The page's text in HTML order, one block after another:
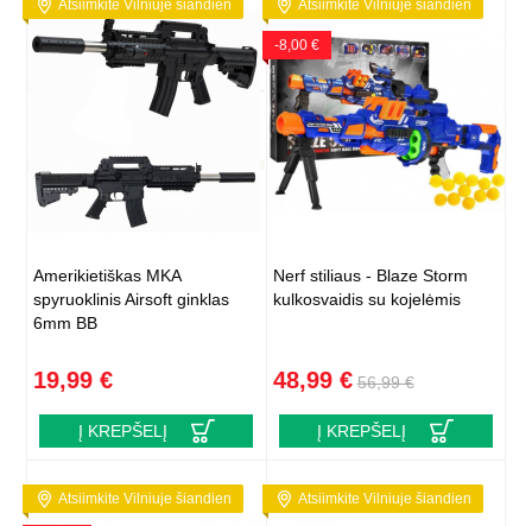
Atsiimkite Vilniuje šiandien
Amerikietiškas MKA
spyruoklinis Airsoft ginklas
6mm BB
19,99 €
Į KREPŠELĮ
Atsiimkite Vilniuje šiandien
-8,00 €
Nerf stiliaus - Blaze Storm
kulkosvaidis su kojelėmis
48,99 € 56,99 €
Į KREPŠELĮ
Atsiimkite Vilniuje šiandien Atsiimkite Vilniuje šiandien